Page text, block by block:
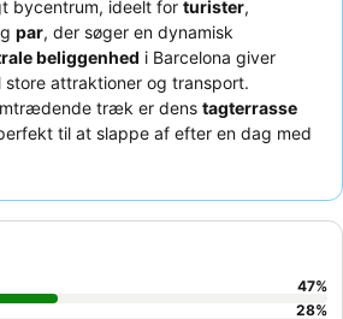
bycentrum, ideelt for turister,
par, der søger en dynamisk
beliggenhed i Barcelona giver
attraktioner og transport.
træk er dens tagterrasse
til at slappe af efter en dag med
personale
47%
28%